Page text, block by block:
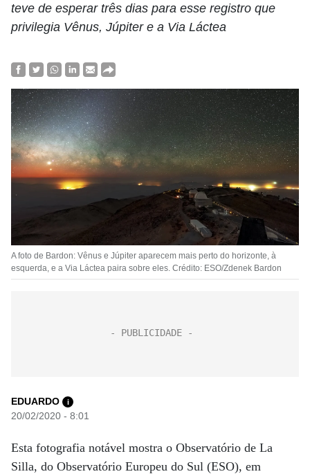
teve de esperar três dias para esse registro que
privilegia Vênus, Júpiter e a Via Láctea
A foto de Bardon: Vênus e Júpiter aparecem mais perto do horizonte, à
esquerda, e a Via Láctea paira sobre eles. Crédito: ESO/Zdenek Bardon
EDUARDO i
20/02/2020 - 8:01
Esta fotografia notável mostra o Observatório de La
Silla, do Observatório Europeu do Sul (ESO), em